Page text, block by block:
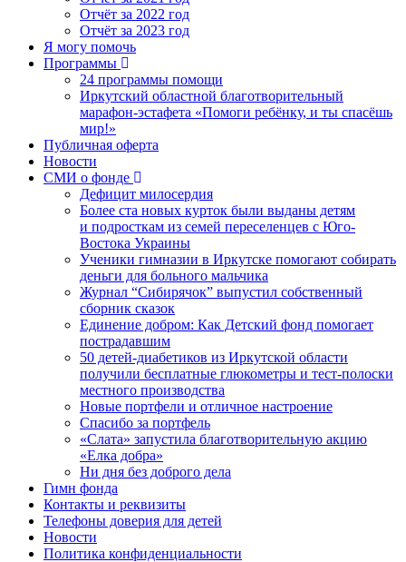
Отчёт за 2022 год
Отчёт за 2023 год
Я могу помочь
Программы
24 программы помощи
Иркутский областной благотворительный
марафон-эстафета «Помоги ребёнку, и ты спасёшь
мир!»
Публичная оферта
Новости
СМИ о фонде
Дефицит милосердия
Более ста новых курток были выданы детям
и подросткам из семей переселенцев с Юго-
Востока Украины
Ученики гимназии в Иркутске помогают собирать
деньги для больного мальчика
Журнал “Сибирячок” выпустил собственный
сборник сказок
Единение добром: Как Детский фонд помогает
пострадавшим
50 детей-диабетиков из Иркутской области
получили бесплатные глюкометры и тест-полоски
местного производства
Новые портфели и отличное настроение
Спасибо за портфель
«Слата» запустила благотворительную акцию
«Елка добра»
Ни дня без доброго дела
Гимн фонда
Контакты и реквизиты
Телефоны доверия для детей
Новости
Политика конфиденциальности